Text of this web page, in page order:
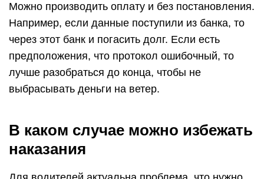
Можно производить оплату и без постановления.
Например, если данные поступили из банка, то
через этот банк и погасить долг. Если есть
предположения, что протокол ошибочный, то
лучше разобраться до конца, чтобы не
выбрасывать деньги на ветер.
В каком случае можно избежать
наказания